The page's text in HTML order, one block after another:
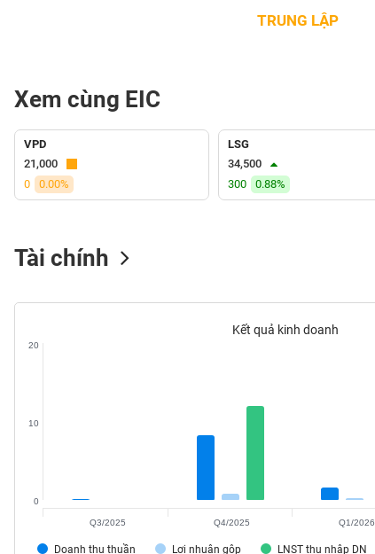
TRUNG LẬP
Xem cùng EIC
VPD
21,000
0
0.00%
LSG
34,500
300
0.88%
Tài chính
Kết quả kinh doanh
Doanh thu thuần Lợi nhuận gộp LNST thu nhập DN
0
10
20
Q3/2025 Q4/2025 Q1/2026
(-)
VS-
SECTOR
VẬT
NGHIỆP